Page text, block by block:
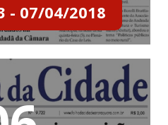
- 07/04/2018